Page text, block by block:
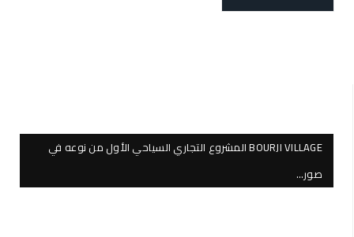
BOURJI VILLAGE المشروع التجاري السياحي الأول من نوعه في
صور…